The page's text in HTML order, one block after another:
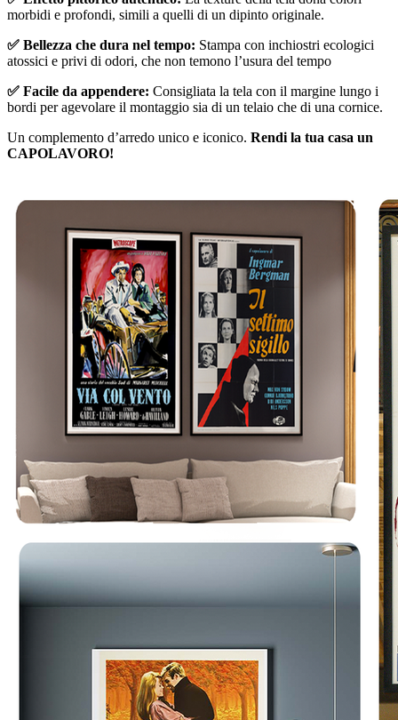
morbidi e profondi, simili a quelli di un dipinto originale.
✅ Bellezza che dura nel tempo: Stampa con inchiostri ecologici
atossici e privi di odori, che non temono l’usura del tempo
✅ Facile da appendere: Consigliata la tela con il margine lungo i
bordi per agevolare il montaggio sia di un telaio che di una cornice.
Un complemento d’arredo unico e iconico. Rendi la tua casa un
CAPOLAVORO!